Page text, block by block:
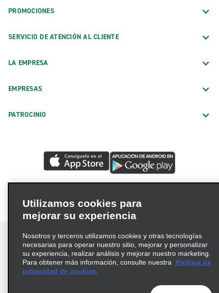
PROMOCIONES
SERVICIO DE ATENCIÓN AL CLIENTE
LA EMPRESA
EMPRESAS
PATROCINIO
Términos de uso
Política de privacidad
Utilizamos cookies para
mejorar su experiencia
Nosotros y terceros utilizamos cookies y otras tecnologías
necesarias para operar nuestro sitio, mejorar y personalizar
su experiencia, realizar análisis y mejorar nuestro marketing.
Para obtener más información, consulte nuestra
Política de
privacidad de cookies.